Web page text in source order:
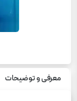
معرفی و توضیحات